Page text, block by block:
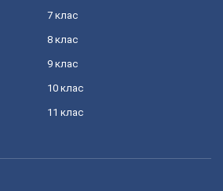
7 клас
8 клас
9 клас
10 клас
11 клас